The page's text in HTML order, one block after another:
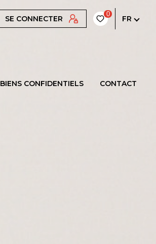
SE CONNECTER
0
FR
BIENS CONFIDENTIELS CONTACT